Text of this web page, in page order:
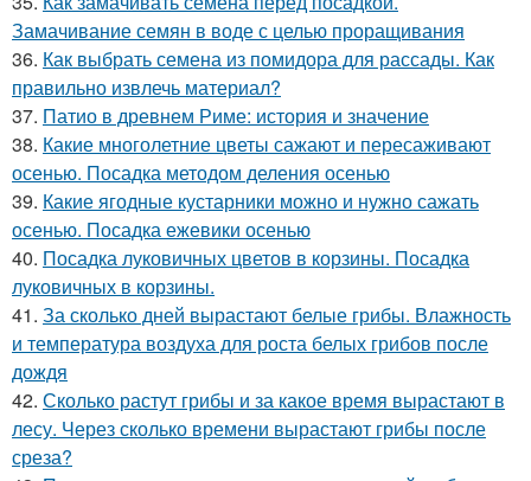
Замачивание семян в воде с целью проращивания
36. Как выбрать семена из помидора для рассады. Как
правильно извлечь материал?
37. Патио в древнем Риме: история и значение
38. Какие многолетние цветы сажают и пересаживают
осенью. Посадка методом деления осенью
39. Какие ягодные кустарники можно и нужно сажать
осенью. Посадка ежевики осенью
40. Посадка луковичных цветов в корзины. Посадка
луковичных в корзины.
41. За сколько дней вырастают белые грибы. Влажность
и температура воздуха для роста белых грибов после
дождя
42. Сколько растут грибы и за какое время вырастают в
лесу. Через сколько времени вырастают грибы после
среза?